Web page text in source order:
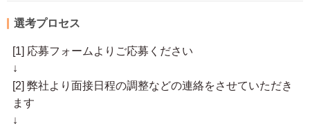
選考プロセス
[1] 応募フォームよりご応募ください
↓
[2] 弊社より面接日程の調整などの連絡をさせていただき
ます
↓